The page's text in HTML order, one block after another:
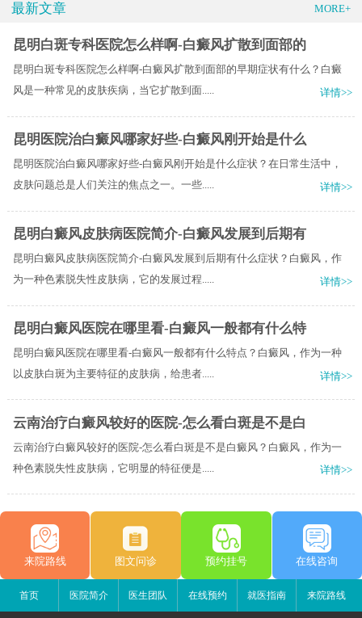
最新文章 MORE+
昆明白斑专科医院怎么样啊-白癜风扩散到面部的
昆明白斑专科医院怎么样啊-白癜风扩散到面部的早期症状有什么？白癜
风是一种常见的皮肤疾病，当它扩散到面.....
详情>>
昆明医院治白癜风哪家好些-白癜风刚开始是什么
昆明医院治白癜风哪家好些-白癜风刚开始是什么症状？在日常生活中，
皮肤问题总是人们关注的焦点之一。一些.....
详情>>
昆明白癜风皮肤病医院简介-白癜风发展到后期有
昆明白癜风皮肤病医院简介-白癜风发展到后期有什么症状？白癜风，作
为一种色素脱失性皮肤病，它的发展过程.....
详情>>
昆明白癜风医院在哪里看-白癜风一般都有什么特
昆明白癜风医院在哪里看-白癜风一般都有什么特点？白癜风，作为一种
以皮肤白斑为主要特征的皮肤病，给患者.....
详情>>
云南治疗白癜风较好的医院-怎么看白斑是不是白
云南治疗白癜风较好的医院-怎么看白斑是不是白癜风？白癜风，作为一
种色素脱失性皮肤病，它明显的特征便是.....
详情>>
来院路线 图文问诊 预约挂号 在线咨询
首页 医院简介 医生团队 在线预约 就医指南 来院路线